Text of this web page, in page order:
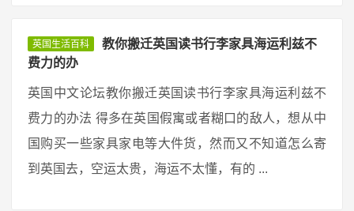
英国生活百科
教你搬迁英国读书行李家具海运利兹不
费力的办
英国中文论坛教你搬迁英国读书行李家具海运利兹不
费力的办法 得多在英国假寓或者糊口的敌人，想从中
国购买一些家具家电等大件货，然而又不知道怎么寄
到英国去，空运太贵，海运不太懂，有的 ...